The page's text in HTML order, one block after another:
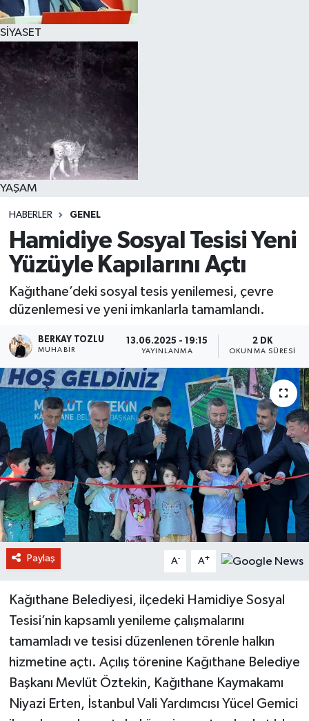
SİYASET
YAŞAM
HABERLER GENEL
Hamidiye Sosyal Tesisi Yeni
Yüzüyle Kapılarını Açtı
Kağıthane’deki sosyal tesis yenilemesi, çevre
düzenlemesi ve yeni imkanlarla tamamlandı.
BERKAY TOZLU
MUHABIR
13.06.2025 - 19:15
YAYINLANMA
2 DK
OKUNMA SÜRESI
Paylaş A- A+
Kağıthane Belediyesi, ilçedeki Hamidiye Sosyal
Tesisi’nin kapsamlı yenileme çalışmalarını
tamamladı ve tesisi düzenlenen törenle halkın
hizmetine açtı. Açılış törenine Kağıthane Belediye
Başkanı Mevlüt Öztekin, Kağıthane Kaymakamı
Niyazi Erten, İstanbul Vali Yardımcısı Yücel Gemici